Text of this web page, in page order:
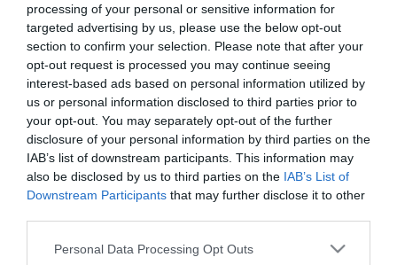
processing of your personal or sensitive information for
targeted advertising by us, please use the below opt-out
section to confirm your selection. Please note that after your
opt-out request is processed you may continue seeing
interest-based ads based on personal information utilized by
us or personal information disclosed to third parties prior to
your opt-out. You may separately opt-out of the further
disclosure of your personal information by third parties on the
IAB’s list of downstream participants. This information may
also be disclosed by us to third parties on the IAB’s List of
Downstream Participants that may further disclose it to other
Please note that this website/app uses one or more Google
Personal Data Processing Opt Outs